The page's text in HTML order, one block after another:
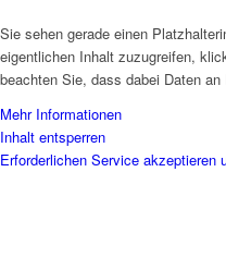
Sie sehen gerade einen
eigentlichen Inhalt zuzugreifen,
beachten Sie, dass dabei Daten
Mehr Informationen
Inhalt entsperren
Erforderlichen Service akzeptieren